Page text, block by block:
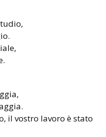
il vostro lavoro è stato